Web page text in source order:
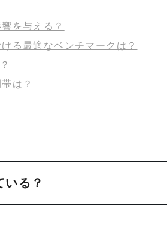
を与える？
る最適なベンチマークは？
は？
る？